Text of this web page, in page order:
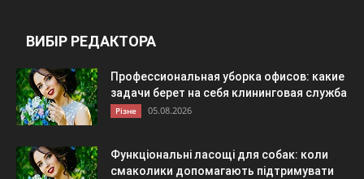
ВИБІР РЕДАКТОРА
Профессиональная уборка офисов: какие
задачи берет на себя клининговая служба
Різне 05.08.2026
Функціональні ласощі для собак: коли
смаколики допомагають підтримувати